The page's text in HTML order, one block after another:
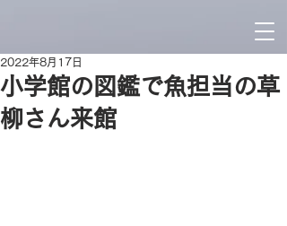
小学館の図鑑で魚担当の草
柳さん来館
2022年8月17日